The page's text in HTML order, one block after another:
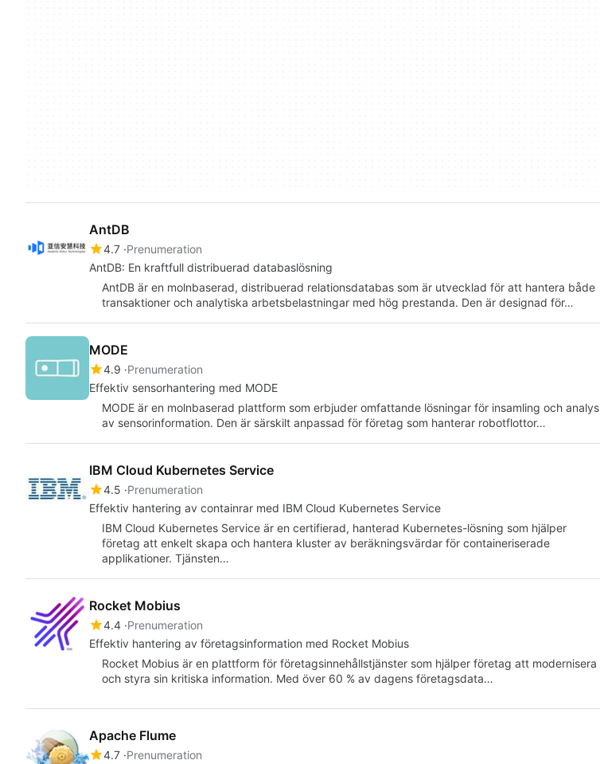
AntDB
4.7 Prenumeration
AntDB: En kraftfull distribuerad databaslösning
AntDB är en molnbaserad, distribuerad relationsdatabas som är utvecklad för att hantera både
transaktioner och analytiska arbetsbelastningar med hög prestanda. Den är designad för…
MODE
4.9 Prenumeration
Effektiv sensorhantering med MODE
MODE är en molnbaserad plattform som erbjuder omfattande lösningar för insamling och analys
av sensorinformation. Den är särskilt anpassad för företag som hanterar robotflottor…
IBM Cloud Kubernetes Service
4.5 Prenumeration
Effektiv hantering av containrar med IBM Cloud Kubernetes Service
IBM Cloud Kubernetes Service är en certifierad, hanterad Kubernetes-lösning som hjälper
företag att enkelt skapa och hantera kluster av beräkningsvärdar för containeriserade
applikationer. Tjänsten…
Rocket Mobius
4.4 Prenumeration
Effektiv hantering av företagsinformation med Rocket Mobius
Rocket Mobius är en plattform för företagsinnehållstjänster som hjälper företag att modernisera
och styra sin kritiska information. Med över 60 % av dagens företagsdata…
Apache Flume
4.7 Prenumeration